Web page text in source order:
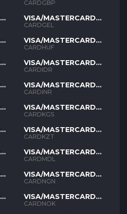
GBP
CARDGBP
VISA/MASTERCARD
GEL
CARDGEL
VISA/MASTERCARD
HUF
CARDHUF
VISA/MASTERCARD
IDR
CARDIDR
VISA/MASTERCARD
INR
CARDINR
VISA/MASTERCARD
KGS
CARDKGS
VISA/MASTERCARD
KZT
CARDKZT
VISA/MASTERCARD
MDL
CARDMDL
VISA/MASTERCARD
NGN
CARDNGN
VISA/MASTERCARD
NOK
CARDNOK